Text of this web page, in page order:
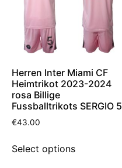
Herren Inter Miami CF
Heimtrikot 2023-2024
rosa Billige
Fussballtrikots SERGIO 5
€43.00
Select options